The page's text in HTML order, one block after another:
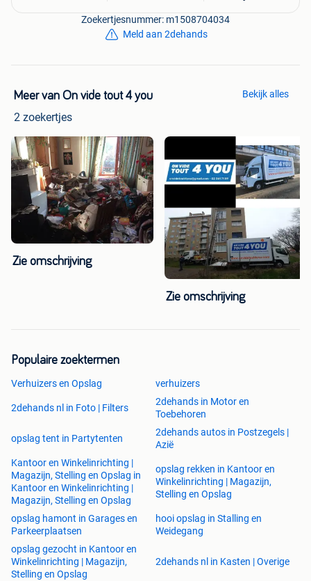
Zoekertjesnummer: m1508704034
Meld aan 2dehands
Meer van On vide tout 4 you
2 zoekertjes
Bekijk alles
Zie omschrijving
Zie omschrijving
Populaire zoektermen
Verhuizers en Opslag verhuizers
2dehands nl in Foto | Filters
2dehands in Motor en
Toebehoren
opslag tent in Partytenten
2dehands autos in Postzegels |
Azië
Kantoor en Winkelinrichting |
Magazijn, Stelling en Opslag in
Kantoor en Winkelinrichting |
Magazijn, Stelling en Opslag
opslag rekken in Kantoor en
Winkelinrichting | Magazijn,
Stelling en Opslag
opslag hamont in Garages en
Parkeerplaatsen
hooi opslag in Stalling en
Weidegang
opslag gezocht in Kantoor en
Winkelinrichting | Magazijn,
Stelling en Opslag
2dehands nl in Kasten | Overige